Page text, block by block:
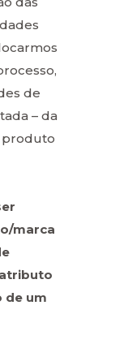
de
– da
produto
marca
de um